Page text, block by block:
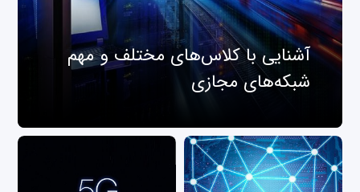
آشنایی با کلاس‌های مختلف و مهم
شبکه‌های مجازی